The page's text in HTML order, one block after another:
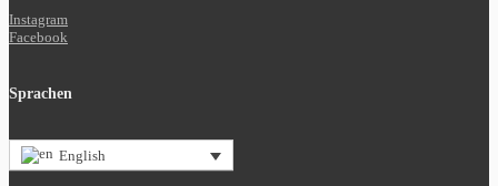
Instagram
Facebook
Sprachen
English